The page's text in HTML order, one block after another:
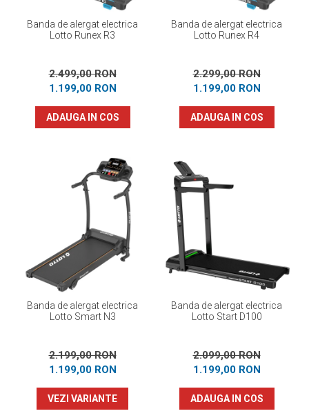
Banda de alergat electrica
Lotto Runex R3
2.499,00 RON
1.199,00 RON
ADAUGA IN COS
Banda de alergat electrica
Lotto Runex R4
2.299,00 RON
1.199,00 RON
ADAUGA IN COS
Banda de alergat electrica
Lotto Smart N3
2.199,00 RON
1.199,00 RON
VEZI VARIANTE
Banda de alergat electrica
Lotto Start D100
2.099,00 RON
1.199,00 RON
ADAUGA IN COS